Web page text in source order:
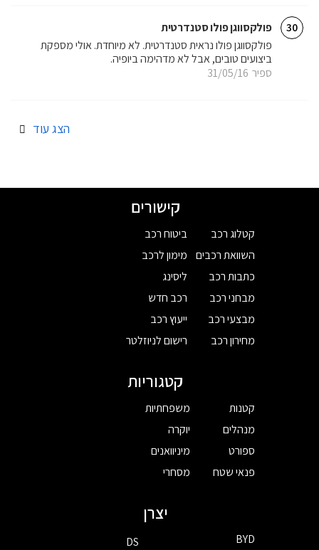
30 פולקסווגן פולו סטנדרטית
ספיר 31/05/16
פולקסווגן פולו נראית סטנדרטית. לא מיוחדת. אולי מספקת
ביצועים טובים, אבל לא מדהימה ביופיה.
הצג עוד
קישורים
קטלוג רכב
השוואת רכבים
כתבות רכב
מבחני רכב
מבצעי רכב
מחירון רכב
ביטוח רכב
מימון לרכב
ליסינג
רכב חדש
ייעוץ רכב
רישום לניוזלטר
קטגוריות
קטנות
מנהלים
ספורט
פנאי שטח
משפחתיות
יוקרה
מיניוואנים
מסחרי
יצרן
BYD
DS